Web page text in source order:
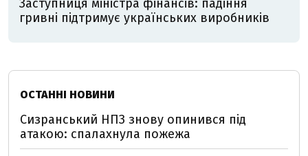
Заступниця міністра фінансів: падіння
гривні підтримує українських виробників
ОСТАННІ НОВИНИ
Сизранський НПЗ знову опинився під
атакою: спалахнула пожежа